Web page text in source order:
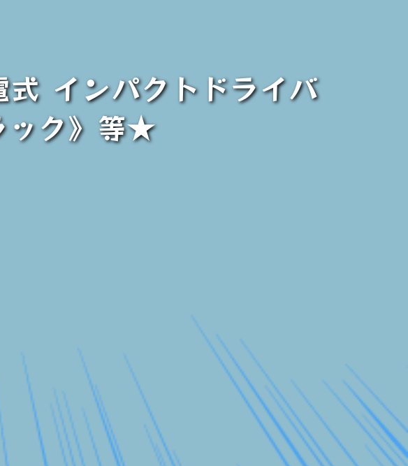
インパクトドライバ
ク》等★